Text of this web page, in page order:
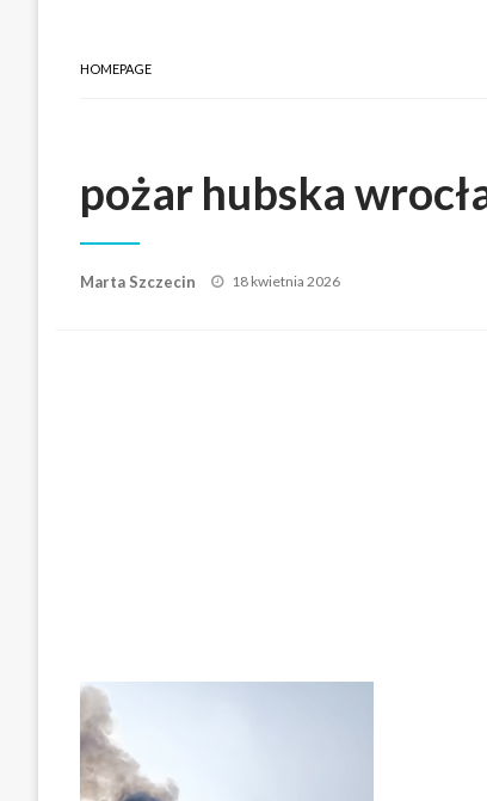
HOMEPAGE
pożar hubska
Marta Szczecin
Posted
18 kwietnia 2026